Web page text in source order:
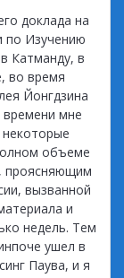
доклада на
по Изучению
Катманду, в
во время
Йонгдзина
времени мне
объеме
проясняющим
вызванной
и
недель. Тем
ушел в
Паува, и я